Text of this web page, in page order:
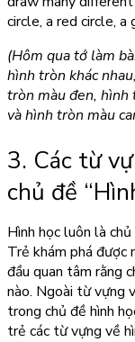
circle, a red circle, a
(Hôm qua tớ làm
hình tròn khác
tròn màu đen, hình
và hình tròn màu
3. Các từ
chủ đề
Hình học luôn là
Trẻ khám phá được
đầu quan tâm rằng
nào. Ngoài từ vựng
trong chủ đề hình
trẻ các từ vựng về